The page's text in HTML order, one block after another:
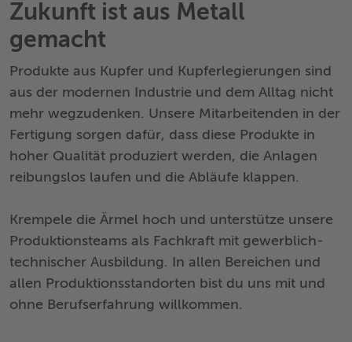
Zukunft ist aus Metall
gemacht
Produkte aus Kupfer und Kupferlegierungen sind
aus der modernen Industrie und dem Alltag nicht
mehr wegzudenken. Unsere Mitarbeitenden in der
Fertigung sorgen dafür, dass diese Produkte in
hoher Qualität produziert werden, die Anlagen
reibungslos laufen und die Abläufe klappen.
Krempele die Ärmel hoch und unterstütze unsere
Produktionsteams als Fachkraft mit gewerblich-
technischer Ausbildung. In allen Bereichen und
allen Produktionsstandorten bist du uns mit und
ohne Berufserfahrung willkommen.